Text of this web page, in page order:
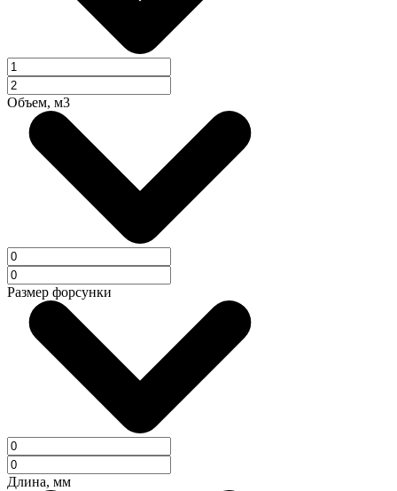
Объем, м3
Размер форсунки
Длина, мм